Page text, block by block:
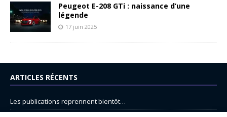
Peugeot E-208 GTi : naissance d’une
légende
17 juin 2025
ARTICLES RÉCENTS
Les publications reprennent bientôt…